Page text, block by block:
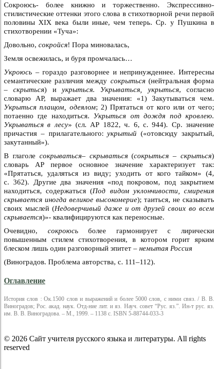
Сокроюсь- более книжно и торжественно. Экспрессивно-
стилистические оттенки этого слова в стихотворной речи первой
половины XIX века были иные, чем теперь. Ср. у Пушкина в
стихотворении «Туча»:
Довольно, сокройся! Пора миновалась,
Земля освежилась, и буря промчалась…
Укроюсь –гораздо разговорнее и непринужденнее. Интересны
семантические различия между сокрыться(нейтральная форма
–скрыться) иукрыться. Укрываться, укрыться, согласно
словарю АР, выражает два значения: «1) Закутываться чем.
Укрыться плащом, одеялом; 2) Прятаться от кого или от чего;
потаенно где находиться. Укрыться от дождя под кровлею.
Укрываться в лесу» (сл. АР 1822, ч. 6, с. 944). Ср. значение
причастия – прилагательного:укрытый («отовсюду закрытый,
закутанный»).
В глаголе сокрываться– скрываться(сокрыться – скрыться)
словарь АР первое основное значение характеризует так:
«Прятаться, удаляться из виду; уходить от кого тайком» (4,
с. 362). Другие два значения «под покровом, под закрытием
находиться, содержаться (Под видом уклончивости, смирения
скрывается иногда великое высокомерие); таиться, не сказывать
своих мыслей (Недоверчивый даже и от друзей своих во всем
скрывается)»- квалифицируются как переносные.
Очевидно, сокроюсьболее гармонирует с лирически
повышенным стилем стихотворения, в котором горит ярким
блеском лишь один разговорный эпитет – немытая Россия
(Виноградов. Проблема авторства, с. 111–112).
Оглавление
История слов : Ок.1500 слов и выражений и более 5000 слов, с ними связ. / В. В.
Виноградов; Рос. акад. наук. Отд-ние лит. и яз. Науч. совет “Рус. яз.”. Ин-т рус. яз.
им. В. В. Виноградова. – М., 1999. – 1138 с. ISBN 5-88744-033-3
© 2026 Сайт учителя русского языка и литературы. All rights
reserved